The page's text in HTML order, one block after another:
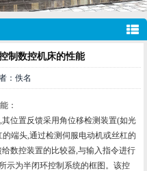
制数控机床的性能
：佚名
：
位置反馈采用角位移检测装置(如光
端头,通过检测伺服电动机或丝杠的
数控装置的比较器,与输入指令进行
示为半闭环控制系统的框图。该控